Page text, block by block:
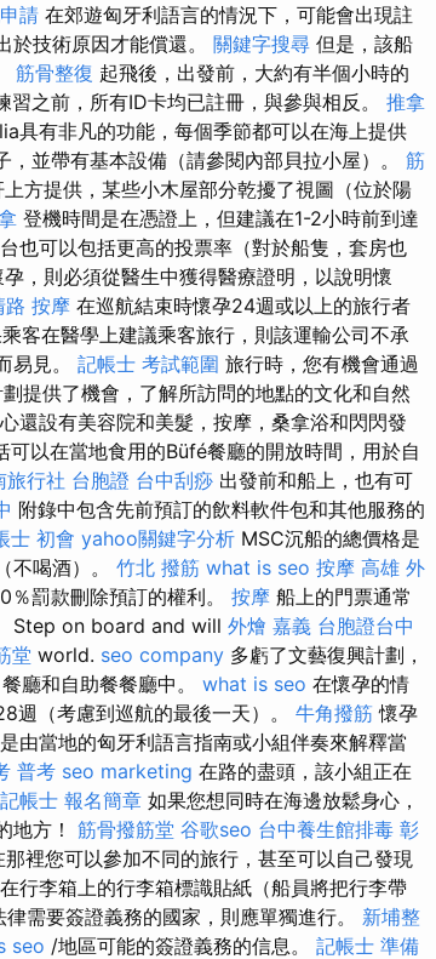
請 在郊遊匈牙利語言的情況下，可能會出現註
於技術原因才能償還。 關鍵字搜尋 但是，該船
筋骨整復 起飛後，出發前，大約有半個小時的
習之前，所有ID卡均已註冊，與參與相反。 推拿
具有非凡的功能，每個季節都可以在海上提供
並帶有基本設備（請參閱內部貝拉小屋）。 筋
方提供，某些小木屋部分乾擾了視圖（位於陽
登機時間是在憑證上，但建議在1-2小時前到達
也可以包括更高的投票率（對於船隻，套房也
，則必須從醫生中獲得醫療證明，以說明懷
路 按摩 在巡航結束時懷孕24週或以上的旅行者
客在醫學上建議乘客旅行，則該運輸公司不承
易見。 記帳士 考試範圍 旅行時，您有機會通過
提供了機會，了解所訪問的地點的文化和自然
還設有美容院和美髮，按摩，桑拿浴和閃閃發
可以在當地食用的Büfé餐廳的開放時間，用於自
旅行社 台胞證 台中刮痧 出發前和船上，也有可
附錄中包含先前預訂的飲料軟件包和其他服務的
士 初會 yahoo關鍵字分析 MSC沉船的總價格是
不喝酒）。 竹北 撥筋 what is seo 按摩 高雄 外
罰款刪除預訂的權利。 按摩 船上的門票通常
Step on board and will 外燴 嘉義 台胞證台中
堂 world. seo company 多虧了文藝復興計劃，
廳和自助餐餐廳中。 what is seo 在懷孕的情
週（考慮到巡航的最後一天）。 牛角撥筋 懷孕
由當地的匈牙利語言指南或小組伴奏來解釋當
普考 seo marketing 在路的盡頭，該小組正在
記帳士 報名簡章 如果您想同時在海邊放鬆身心，
地方！ 筋骨撥筋堂 谷歌seo 台中養生館排毒 彰
裡您可以參加不同的旅行，甚至可以自己發現
行李箱上的行李箱標識貼紙（船員將把行李帶
需要簽證義務的國家，則應單獨進行。 新埔整
seo /地區可能的簽證義務的信息。 記帳士 準備